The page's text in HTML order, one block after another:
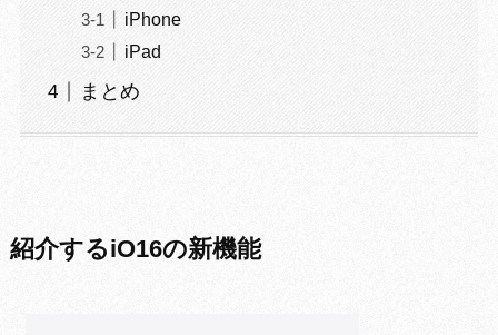
iPhone
iPad
まとめ
紹介するiO16の新機能